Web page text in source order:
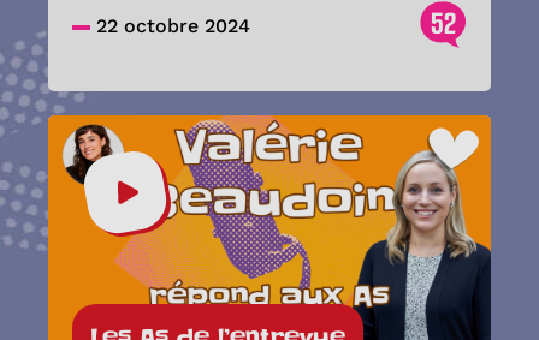
22 octobre 2024 52